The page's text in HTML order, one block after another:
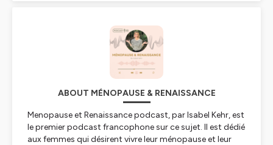
ABOUT MÉNOPAUSE & RENAISSANCE
Menopause et Renaissance podcast, par Isabel Kehr, est
le premier podcast francophone sur ce sujet. Il est dédié
aux femmes qui désirent vivre leur ménopause et leur